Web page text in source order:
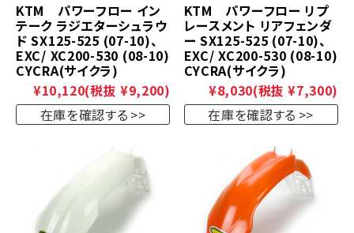
KTM パワーフロー イン
テーク ラジエターシュラウ
ド SX125-525 (07-10)、
EXC/ XC200-530 (08-10)
CYCRA(サイクラ)
¥10,120(税抜 ¥9,200)
在庫を確認する
KTM パワーフロー リプ
レースメント リアフェンダ
ー SX125-525 (07-10)、
EXC/ XC200-530 (08-10)
CYCRA(サイクラ)
¥8,030(税抜 ¥7,300)
在庫を確認する